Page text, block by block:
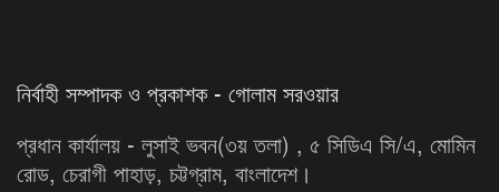
নির্বাহী সম্পাদক ও প্রকাশক - গোলাম সরওয়ার
প্রধান কার্যালয় - লুসাই ভবন(৩য় তলা) , ৫ সিডিএ সি/এ, মোমিন
রোড, চেরাগী পাহাড়, চট্টগ্রাম, বাংলাদেশ।